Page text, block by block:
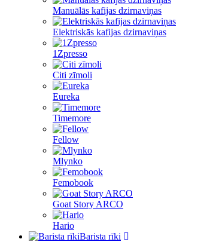
Manuālās kafijas dzirnaviņas
Elektriskās kafijas dzirnaviņas
1Zpresso
Citi zīmoli
Eureka
Timemore
Fellow
Mlynko
Femobook
Goat Story ARCO
Hario
Barista rīki